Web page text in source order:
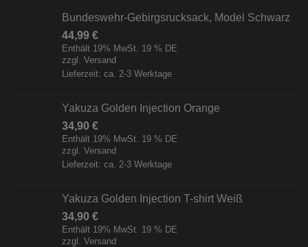
Bundeswehr-Gebirgsrucksack, Model Schwarz
44,99 €
Enthält 19% MwSt. 19 % DE
zzgl. Versand
Lieferzeit: ca. 2-3 Werktage
Yakuza Golden Injection Orange
34,90 €
Enthält 19% MwSt. 19 % DE
zzgl. Versand
Lieferzeit: ca. 2-3 Werktage
Yakuza Golden Injection T-shirt Weiß
34,90 €
Enthält 19% MwSt. 19 % DE
zzgl. Versand